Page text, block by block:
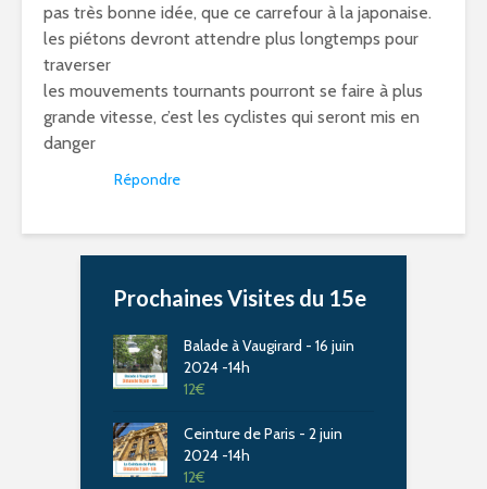
pas très bonne idée, que ce carrefour à la japonaise.
les piétons devront attendre plus longtemps pour
traverser
les mouvements tournants pourront se faire à plus
grande vitesse, c’est les cyclistes qui seront mis en
danger
Répondre
Prochaines Visites du 15e
Balade à Vaugirard - 16 juin
2024 -14h
12€
Ceinture de Paris - 2 juin
2024 -14h
12€